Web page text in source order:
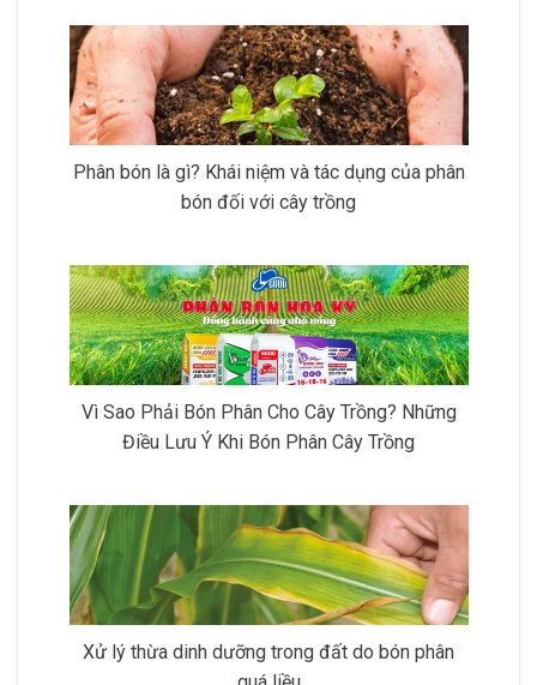
Phân bón là gì? Khái niệm và tác dụng của phân
bón đối với cây trồng
Vì Sao Phải Bón Phân Cho Cây Trồng? Những
Điều Lưu Ý Khi Bón Phân Cây Trồng
Xử lý thừa dinh dưỡng trong đất do bón phân